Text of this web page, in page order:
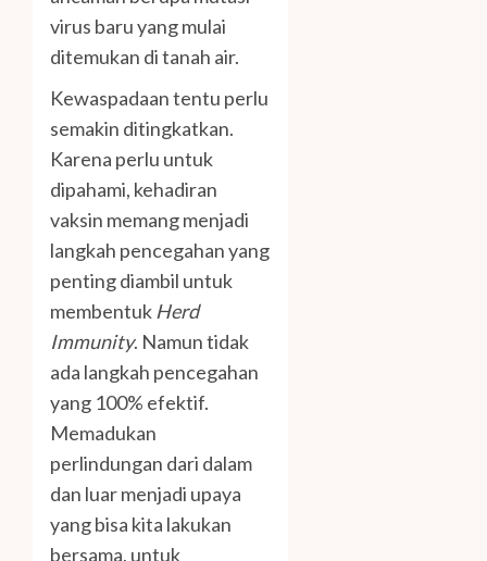
virus baru yang mulai
ditemukan di tanah air.
Kewaspadaan tentu perlu
semakin ditingkatkan.
Karena perlu untuk
dipahami, kehadiran
vaksin memang menjadi
langkah pencegahan yang
penting diambil untuk
membentuk Herd
Immunity. Namun tidak
ada langkah pencegahan
yang 100% efektif.
Memadukan
perlindungan dari dalam
dan luar menjadi upaya
yang bisa kita lakukan
bersama, untuk